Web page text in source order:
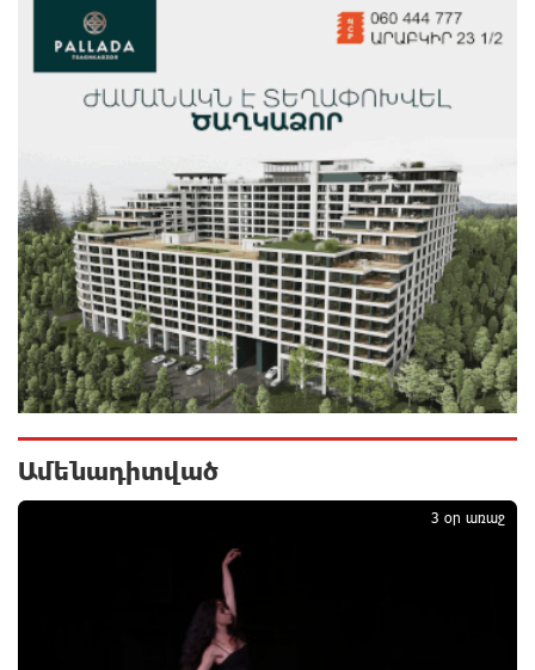
Մալաթիա-Սեբաստիա վարչական շրջանում
արմատից փտած հերթական ծառն է տապալվել
Իրանը և Օմանը պլանավորում են փոխել Հորմուզի
նեղուցի նավագնացության կառուցվածքը
9 ժամ առաջ
8-ամյա Մոնթե Մուրադյանն ու Սյունե Քոսակյանը
հաղթահարել են Արարատի գագաթը
9 ժամ առաջ
Վթար Լոռու մարզում․ փրկարարները վարորդին
դուրս են բերել արգելափակումից
Երևանում երթուղիների փոփոխություն կլինի
Ամենադիտված
3 օր առաջ
1